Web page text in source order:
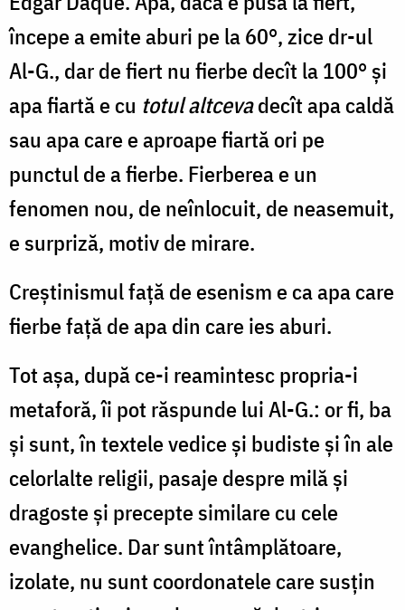
începe a emite aburi pe la 60°, zice dr-ul
Al-G., dar de fiert nu fierbe decît la 100° şi
apa fiartă e cu totul altcevadecît apa caldă
sau apa care e aproape fiartă ori pe
punctul de a fierbe. Fierberea e un
fenomen nou, de neînlocuit, de neasemuit,
e surpriză, motiv de mirare.
Creştinismul faţă de esenism e ca apa care
fierbe faţă de apa din care ies aburi.
Tot aşa, după ce-i reamintesc propria-i
metaforă, îi pot răspunde lui Al-G.: or fi, ba
şi sunt, în textele vedice şi budiste şi în ale
celorlalte religii, pasaje despre milă şi
dragoste şi precepte similare cu cele
evanghelice. Dar sunt întâmplătoare,
izolate, nu sunt coordonatele care susţin